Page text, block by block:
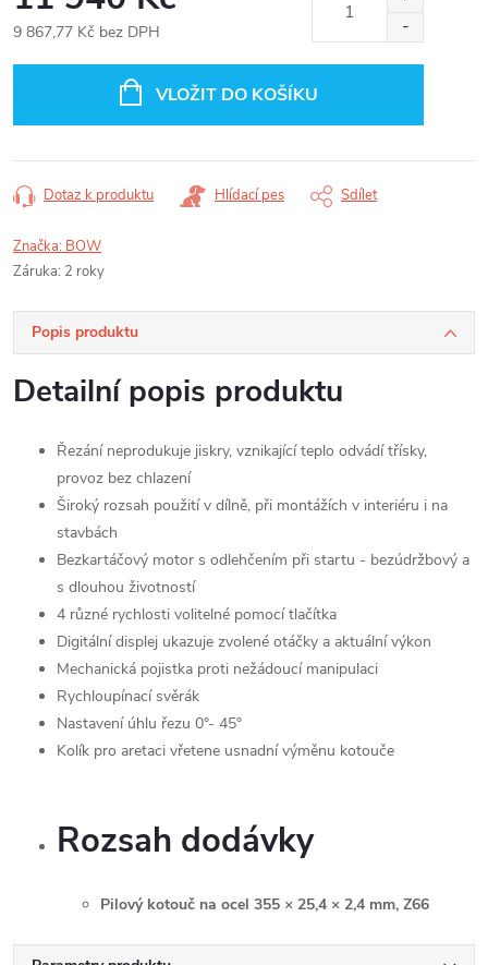
9 867,77 Kč bez DPH
VLOŽIT DO KOŠÍKU
Dotaz k produktu Hlídací pes Sdílet
Značka: BOW
Záruka: 2 roky
Popis produktu
Detailní popis produktu
Řezání neprodukuje jiskry, vznikající teplo odvádí třísky,
provoz bez chlazení
Široký rozsah použití v dílně, při montážích v interiéru i na
stavbách
Bezkartáčový motor s odlehčením při startu - bezúdržbový a
s dlouhou životností
4 různé rychlosti volitelné pomocí tlačítka
Digitální displej ukazuje zvolené otáčky a aktuální výkon
Mechanická pojistka proti nežádoucí manipulaci
Rychloupínací svěrák
Nastavení úhlu řezu 0°- 45°
Kolík pro aretaci vřetene usnadní výměnu kotouče
Rozsah dodávky
Pilový kotouč na ocel 355 × 25,4 × 2,4 mm, Z66